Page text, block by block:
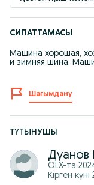
СИПАТТАМАСЫ
Машина хорошая,
и зимняя шина.
Шағымдану
ТҰТЫНУШЫ
Дуанов
OLX-та
Кірген